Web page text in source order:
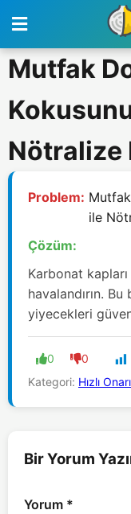
Mutfak
Nötralize
Problem:
ile
Çözüm:
Karbonat
havalandırın.
yiyecekleri
0 0
Kategori: Hızlı
Bir Yorum
Yorum *